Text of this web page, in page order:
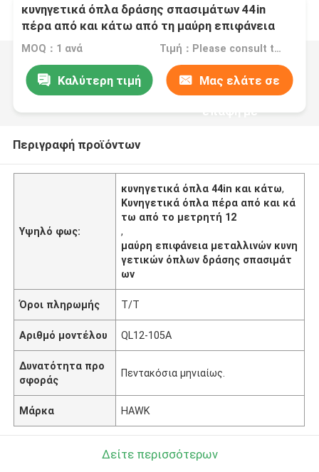
κυνηγετικά όπλα δράσης σπασιμάτων 44in
πέρα από και κάτω από τη μαύρη επιφάνεια
μεταλλινών 12 μετρητών
MOQ：1 ανά Τιμή：Please consult the sales representative for details.
Καλύτερη τιμή Μας ελάτε σε
επαφή με
Περιγραφή προϊόντων
Υψηλό φως:
κυνηγετικά όπλα 44in και κάτω,
Κυνηγετικά όπλα πέρα από και κά
τω από το μετρητή 12
,
μαύρη επιφάνεια μεταλλινών κυνη
γετικών όπλων δράσης σπασιμάτ
ων
Όροι πληρωμής T/T
Αριθμό μοντέλου QL12-105A
Δυνατότητα προ
σφοράς
Πεντακόσια μηνιαίως.
Μάρκα HAWK
Δείτε περισσότερων